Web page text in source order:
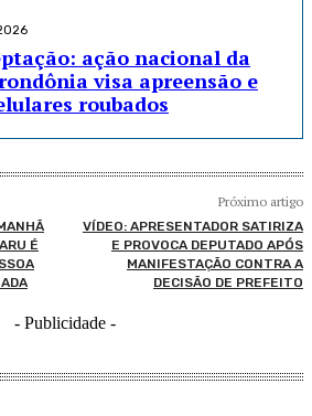
ação nacional da
visa apreensão e
roubados
É
Próximo artigo
VÍDEO: APRESENTADOR SATIRIZA
E PROVOCA DEPUTADO APÓS
MANIFESTAÇÃO CONTRA A
DECISÃO DE PREFEITO
- Publicidade -